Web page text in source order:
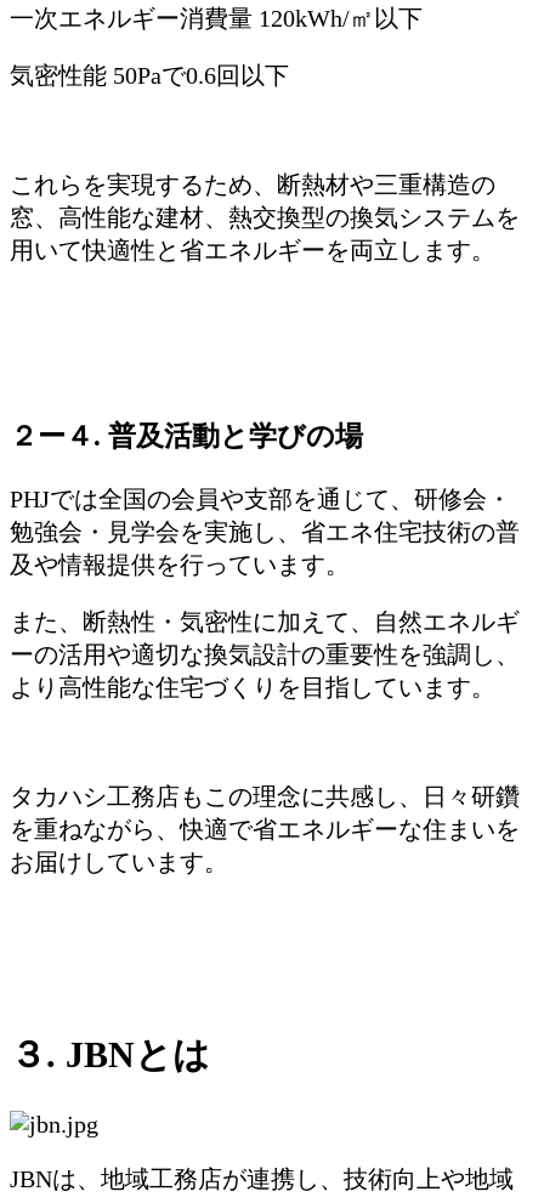
一次エネルギー消費量 120kWh/㎡以下
気密性能 50Paで0.6回以下
これらを実現するため、断熱材や三重構造の
窓、高性能な建材、熱交換型の換気システムを
用いて快適性と省エネルギーを両立します。
２ー４. 普及活動と学びの場
PHJでは全国の会員や支部を通じて、研修会・
勉強会・見学会を実施し、省エネ住宅技術の普
及や情報提供を行っています。
また、断熱性・気密性に加えて、自然エネルギ
ーの活用や適切な換気設計の重要性を強調し、
より高性能な住宅づくりを目指しています。
タカハシ工務店もこの理念に共感し、日々研鑽
を重ねながら、快適で省エネルギーな住まいを
お届けしています。
３. JBNとは
JBNは、地域工務店が連携し、技術向上や地域